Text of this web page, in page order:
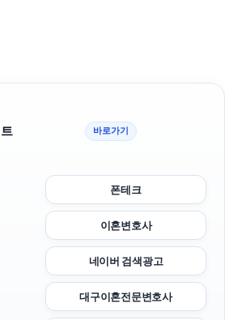
바로가기
폰테크
이혼변호사
네이버 검색광고
대구이혼전문변호사